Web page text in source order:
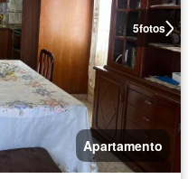
5fotos
Apartamento